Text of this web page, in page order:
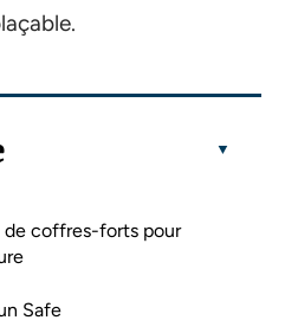
de coffres-forts pour
Safe